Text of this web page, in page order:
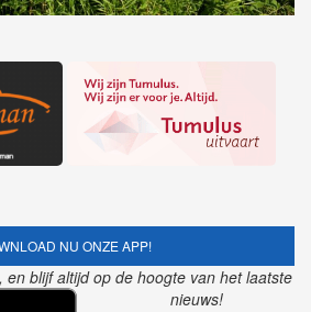
NU ONZE APP!
en blijf altijd op de hoogte van het laatste
nieuws!